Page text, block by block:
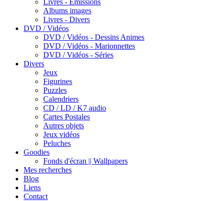
Albums images
Livres - Divers
DVD / Vidéos
DVD / Vidéos - Dessins Animes
DVD / Vidéos - Marionnettes
DVD / Vidéos - Séries
Divers
Jeux
Figurines
Puzzles
Calendriers
CD / LD / K7 audio
Cartes Postales
Autres objets
Jeux vidéos
Peluches
Goodies
Fonds d'écran || Wallpapers
Mes recherches
Blog
Liens
Contact